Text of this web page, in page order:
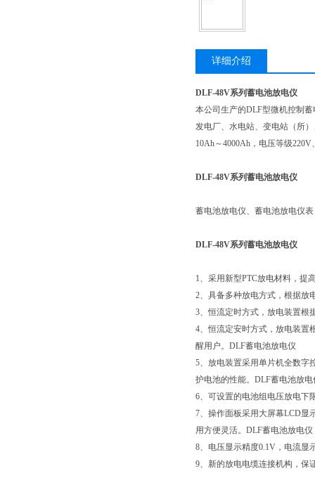
详细介绍
DLF-48V系列蓄电池放电仪
本公司生产的DLF型微机控制
发电厂、水电站、变电站（所
10Ah～4000Ah，电压等级
DLF-48V系列蓄电池放电仪
蓄电池放电仪、蓄电池放电仪
DLF-48V系列蓄电池放电仪
1、采用新型PTC放电材料，提
2、具备多种放电方式，根据放
3、恒流定时方式，放电装置根
4、恒流定安时方式，放电装置
醒用户。DLF蓄电池放电仪
5、放电装置采用单片机全数字
护电池的性能。DLF蓄电池放
6、可设置的电池组电压放电下
7、操作面板采用大屏幕LCD显
用方便灵活。DLF蓄电池放电
8、电压显示精度0.1V，电流
9、新的放电电缆连接机构，